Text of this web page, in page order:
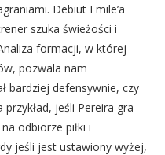
Debiut Emile’a
szuka świeżości i
formacji, w której
pozwala nam
bardziej defensywnie, czy
jeśli Pereira gra
odbiorze piłki i
jeśli jest ustawiony wyżej,